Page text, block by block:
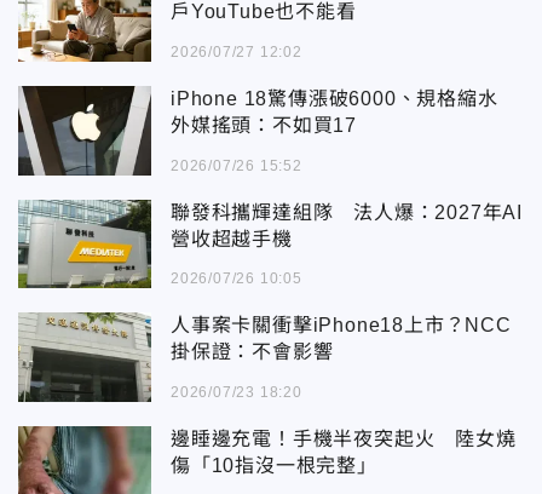
戶YouTube也不能看
2026/07/27 12:02
iPhone 18驚傳漲破6000、規格縮水
外媒搖頭：不如買17
2026/07/26 15:52
聯發科攜輝達組隊 法人爆：2027年AI
營收超越手機
2026/07/26 10:05
人事案卡關衝擊iPhone18上市？NCC
掛保證：不會影響
2026/07/23 18:20
邊睡邊充電！手機半夜突起火 陸女燒
傷「10指沒一根完整」